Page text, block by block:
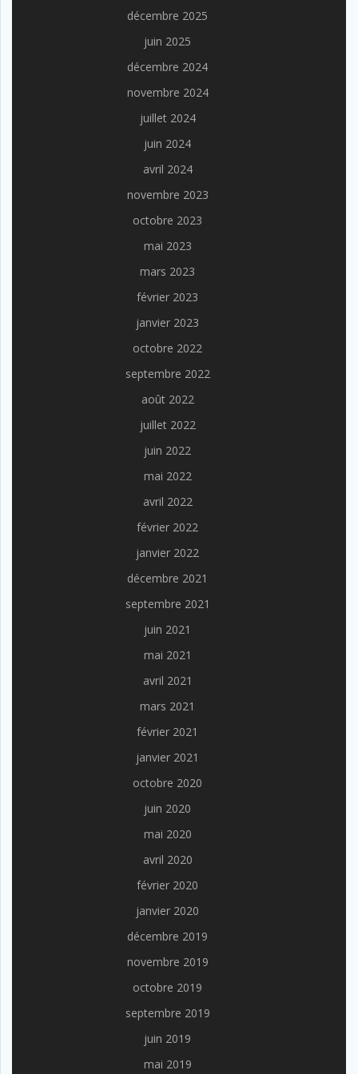
décembre 2025
juin 2025
décembre 2024
novembre 2024
juillet 2024
juin 2024
avril 2024
novembre 2023
octobre 2023
mai 2023
mars 2023
février 2023
janvier 2023
octobre 2022
septembre 2022
août 2022
juillet 2022
juin 2022
mai 2022
avril 2022
février 2022
janvier 2022
décembre 2021
septembre 2021
juin 2021
mai 2021
avril 2021
mars 2021
février 2021
janvier 2021
octobre 2020
juin 2020
mai 2020
avril 2020
février 2020
janvier 2020
décembre 2019
novembre 2019
octobre 2019
septembre 2019
juin 2019
mai 2019